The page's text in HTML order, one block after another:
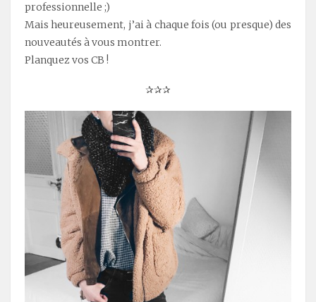
professionnelle ;)
Mais heureusement, j’ai à chaque fois (ou presque) des
nouveautés à vous montrer.
Planquez vos CB !
✰✰✰